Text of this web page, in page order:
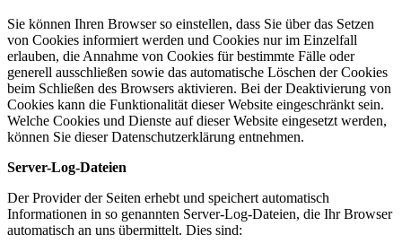
Sie können Ihren Browser so einstellen, dass Sie über das Setzen
von Cookies informiert werden und Cookies nur im Einzelfall
erlauben, die Annahme von Cookies für bestimmte Fälle oder
generell ausschließen sowie das automatische Löschen der Cookies
beim Schließen des Browsers aktivieren. Bei der Deaktivierung von
Cookies kann die Funktionalität dieser Website eingeschränkt sein.
Welche Cookies und Dienste auf dieser Website eingesetzt werden,
können Sie dieser Datenschutzerklärung entnehmen.
Server-Log-Dateien
Der Provider der Seiten erhebt und speichert automatisch
Informationen in so genannten Server-Log-Dateien, die Ihr Browser
automatisch an uns übermittelt. Dies sind: